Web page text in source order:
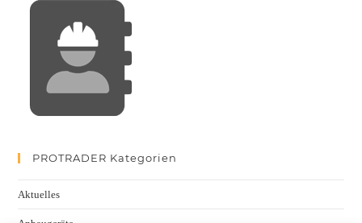
PROTRADER Kategorien
Aktuelles